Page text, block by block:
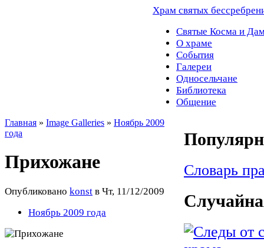
Храм святых
Святые Косма и
О храме
События
Галереи
Односельчане
Библиотека
Общение
Главная » Image Galleries » Ноябрь 2009
года
Прихожане
Опубликовано konst в Чт, 11/12/2009
Ноябрь 2009 года
Словарь